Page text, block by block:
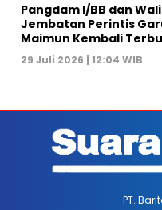
Pangdam I/BB dan
Jembatan Perintis
Maimun Kembali
29 Juli 2026 | 12:04 WIB
PT.